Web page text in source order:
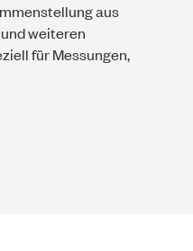
aus
weiteren
für Messungen,